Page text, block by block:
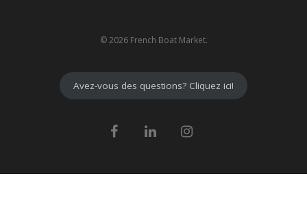
© 2026 French Boat Market.
Avez-vous des questions? Cliquez ici!